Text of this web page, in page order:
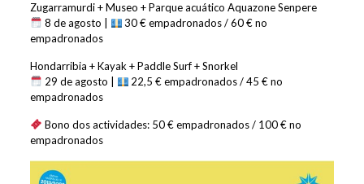
Zugarramurdi + Museo + Parque acuático Aquazone Senpere
8 de agosto |
30 € empadronados / 60 € no
empadronados
Hondarribia + Kayak + Paddle Surf + Snorkel
29 de agosto |
22,5 € empadronados / 45 € no
empadronados
Bono dos actividades: 50 € empadronados / 100 € no
empadronados